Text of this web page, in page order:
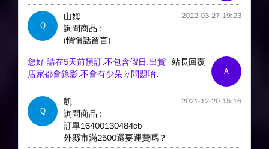
Q
山姆 2022-03-27 19:23
詢問商品 :
(悄悄話留言)
A
站長回覆
您好 請在5天前預訂.不包含假日.出貨
店家都會錄影.不會有少朵ㄉ問題唷.
Q
凱 2021-12-20 15:16
詢問商品 :
訂單16400130484cb
外縣市滿2500還要運費嗎？